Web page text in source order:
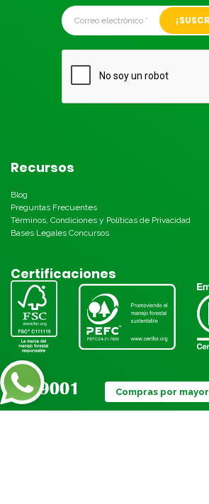
Alternative:
Recursos
Blog
Preguntas Frecuentes
Términos, Condiciones y Políticas de Privacidad
Bases Legales Concursos
Certificaciones
Compras por mayor